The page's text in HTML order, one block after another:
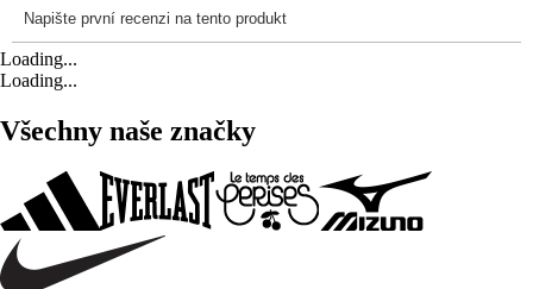
Loading...
Loading...
Všechny naše značky